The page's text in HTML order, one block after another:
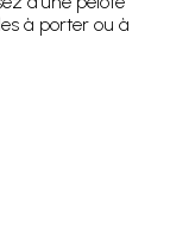
à porter ou à